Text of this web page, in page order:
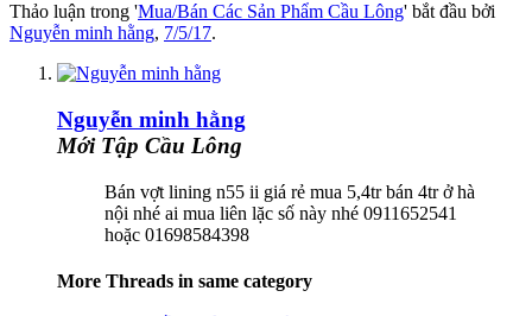
Thảo luận trong 'Mua/Bán Các Sản Phẩm Cầu Lông' bắt đầu bởi
Nguyễn minh hằng, 7/5/17.
Nguyễn minh hằng
Mới Tập Cầu Lông
Bán vợt lining n55 ii giá rẻ mua 5,4tr bán 4tr ở hà
nội nhé ai mua liên lặc số này nhé 0911652541
hoặc 01698584398
More Threads in same category